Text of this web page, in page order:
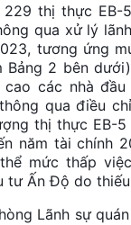
thị thực EB-
qua xử lý
tương ứng
Bảng 2 bên
các nhà
qua điều
thị thực EB-
năm tài chính
mức thấp
tư Ấn Độ do thiếu
Lãnh sự